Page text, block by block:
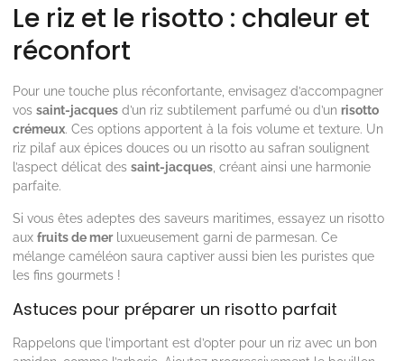
Le riz et le risotto : chaleur et
réconfort
Pour une touche plus réconfortante, envisagez d’accompagner
vos saint-jacques d’un riz subtilement parfumé ou d’un risotto
crémeux. Ces options apportent à la fois volume et texture. Un
riz pilaf aux épices douces ou un risotto au safran soulignent
l’aspect délicat des saint-jacques , créant ainsi une harmonie
parfaite.
Si vous êtes adeptes des saveurs maritimes, essayez un risotto
aux fruits de merluxueusement garni de parmesan. Ce
mélange caméléon saura captiver aussi bien les puristes que
les fins gourmets !
Astuces pour préparer un risotto parfait
Rappelons que l’important est d’opter pour un riz avec un bon